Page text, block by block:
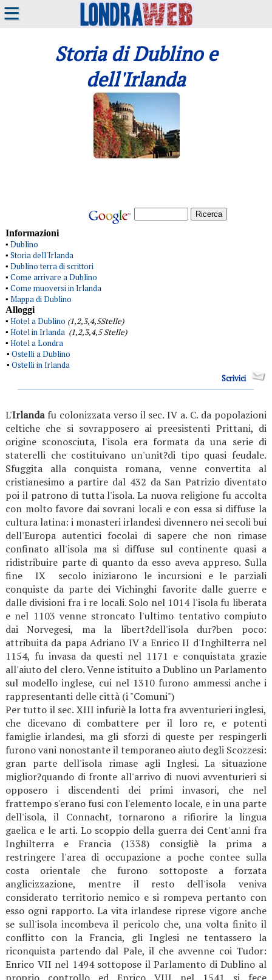
≡
Storia di Dublino e
dell'Irlanda
Informazioni
▪ Dublino
▪ Storia dell'Irlanda
▪ Dublino terra di scrittori
▪ Come arrivare a Dublino
▪ Come muoversi in Irlanda
▪ Mappa di Dublino
Alloggi
▪ Hotel a Dublino (1,2,3,4,5Stelle)
▪ Hotel in Irlanda (1,2,3,4,5 Stelle)
▪ Hotel a Londra
▪ Ostelli a Dublino
▪ Ostelli in Irlanda
Scrivici
L'Irlandafu colonizzata verso il sec. IV a. C. da popolazioni
celtiche che si sovrapposero ai preesistenti Prittani, di
origine sconosciuta, l'isola era formata da una serie di
staterelli che costituivano un'unit?di tipo quasi feudale.
Sfuggita alla conquista romana, venne convertita al
cristianesimo a partire dal 432 da San Patrizio diventato
poi il patrono di tutta l'isola. La nuova religione fu accolta
con molto favore dai sovrani locali e con essa si diffuse la
cultura latina: i monasteri irlandesi divennero nei secoli bui
dell'Europa autentici focolai di sapere che non rimase
confinato all'isola ma si diffuse sul continente quasi a
ridistribuire parte di quanto da esso aveva appreso. Sulla
fine IX secolo iniziarono le incursioni e le parziali
conquiste da parte dei Vichinghi favorite dalle guerre e
dalle divisioni fra i re locali. Solo nel 1014 l'isola fu liberata
e nel 1103 venne stroncato l'ultimo tentativo compiuto
dai Norvegesi, ma la libert?dell'isola dur?ben poco:
attribuita da papa Adriano IV a Enrico II d'Inghilterra nel
1154, fu invasa da questi nel 1171 e conquistata grazie
all'aiuto del clero. Venne istituito a Dublino un Parlamento
sul modello inglese, cui nel 1310 furono ammessi anche i
rappresentanti delle città (i "Comuni")
Per tutto il sec. XIII infuriè la lotta fra avventurieri inglesi,
che dicevano di combattere per il loro re, e potenti
famiglie irlandesi, ma gli sforzi di queste per respingerli
furono vani nonostante il temporaneo aiuto degli Scozzesi:
gran parte dell'isola rimase agli Inglesi. La situazione
miglior?quando di fronte all'arrivo di nuovi avventurieri si
opposero i discendenti dei primi invasori, che nel
frattempo s'erano fusi con l'elemento locale, e in una parte
dell'isola, il Connacht, tornarono a rifiorire la lingua
gaelica e le arti. Lo scoppio della guerra dei Cent'anni fra
Inghilterra e Francia (1338) consigliè la prima a
restringere l'area di occupazione a poche contee sulla
costa orientale che furono sottoposte a forzata
anglicizzazione, mentre il resto dell'isola veniva
considerato territorio nemico e si rompeva pertanto con
esso ogni rapporto. La vita irlandese riprese vigore anche
se sull'isola incombeva il pericolo che, una volta finito il
conflitto con la Francia, gli Inglesi ne tentassero la
riconquista partendo dal Pale, il che avvenne coi Tudor:
Enrico VII nel 1494 sottopose il Parlamento di Dublino al